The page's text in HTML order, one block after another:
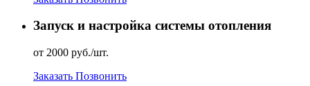
Запуск и настройка системы отопления
от 2000 руб./шт.
Заказать Позвонить